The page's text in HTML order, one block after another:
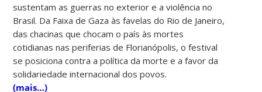
sustentam as guerras no exterior e a violência no
Brasil. Da Faixa de Gaza às favelas do Rio de Janeiro,
das chacinas que chocam o país às mortes
cotidianas nas periferias de Florianópolis, o festival
se posiciona contra a política da morte e a favor da
solidariedade internacional dos povos.
(mais…)